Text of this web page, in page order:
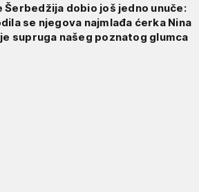
Šerbedžija dobio još jedno unuče:
se njegova najmlađa ćerka Nina
supruga našeg poznatog glumca